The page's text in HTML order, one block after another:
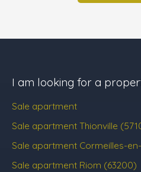
I am looking for a
Sale apartment
Sale apartment Thionville
Sale apartment Cormeilles-
Sale apartment Riom (63200)